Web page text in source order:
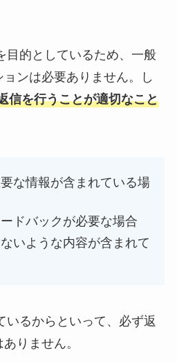
目的としているため、一般
ンは必要ありません。し
信を行うことが適切なこと
な情報が含まれている場
ドバックが必要な場合
いような内容が含まれて
いるからといって、必ず返
りません。